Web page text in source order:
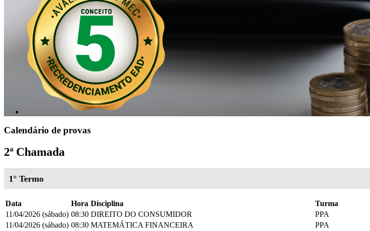
Calendário de provas
2ª Chamada
1° Termo
Data Hora Disciplina
Turma
11/04/2026 (sábado) 08:30 DIREITO DO CONSUMIDOR
PPA
11/04/2026 (sábado) 08:30 MATEMÁTICA FINANCEIRA
PPA